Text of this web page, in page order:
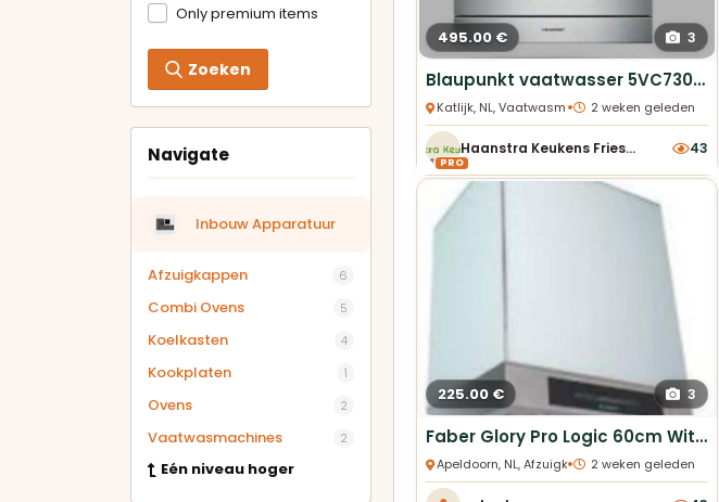
Only premium items
Zoeken
Navigate
Inbouw Apparatuur
Afzuigkappen 6
Combi Ovens 5
Koelkasten 4
Kookplaten 1
Ovens 2
Vaatwasmachines 2
Eén niveau hoger
495.00 € 3
Blaupunkt vaatwasser 5VC730XA showroommodel nieuwstaat
Katlijk, NL, Vaatwasmachines
• 2 weken geleden
PRO
Haanstra Keukens Friesland 43
225.00 € 3
Faber Glory Pro Logic 60cm Witte Wandschouwkap
Apeldoorn, NL, Afzuigkappen
• 2 weken geleden